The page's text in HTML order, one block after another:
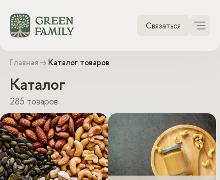
Связаться
Каталог продукции
Контакты
Условия доставки
Оплата заказов
Главная Каталог товаров
Каталог
285 товаров